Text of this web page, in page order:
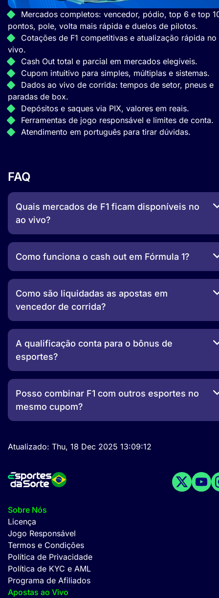
Mercados completos: vencedor, pódio, top 6 e top
pontos, pole, volta mais rápida e duelos de pilotos.
Cotações de F1 competitivas e atualização rápida no
vivo.
Cash Out total e parcial em mercados elegíveis.
Cupom intuitivo para simples, múltiplas e sistemas.
Dados ao vivo de corrida: tempos de setor, pneus e
paradas de box.
Depósitos e saques via PIX, valores em reais.
Ferramentas de jogo responsável e limites de conta.
Atendimento em português para tirar dúvidas.
FAQ
Quais mercados de F1 ficam disponíveis no
ao vivo?
Como funciona o cash out em Fórmula 1?
Como são liquidadas as apostas em
vencedor de corrida?
A qualificação conta para o bônus de
esportes?
Posso combinar F1 com outros esportes no
mesmo cupom?
Atualizado: Thu, 18 Dec 2025 13:09:12
Sobre Nós
Licença
Jogo Responsável
Termos e Condições
Política de Privacidade
Política de KYC e AML
Programa de Afiliados
Apostas ao Vivo